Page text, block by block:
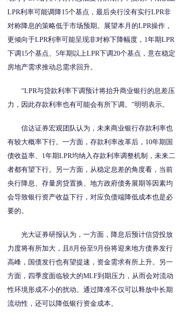
LPR利率可能调降15个基点，最后央行没有实行LPR非
对称降息的策略低于市场预期。展望本月的LPR操作，
更倾向于LPR利率可能呈现非对称下降幅度，1年期LPR
下调15个基点、5年期以上LPR下调20个基点，意在稳定
房地产需求推动总需求回升。
“LPR与贷款利率下调预计将抬升商业银行的息差压
力，因此存款利率也有可能会有所下调。”明明表示。
信达证券宏观团队认为，未来商业银行存款利率也
有较大概率下行。一方面，存款利率改革后，10年期国
债收益率、1年期LPR均纳入存款利率调整机制，未来二
者都有望下行。另一方面，从稳定息差的角度看，当前
央行降息、存量房贷置换、地方政府债务展期等因素均
会导致银行资产收益下行，对应负债端降低成本也是必
要的。
光大证券研报认为，一方面，降息后预计信贷投放
力度将有所加大，且8月份至9月份将迎来地方债券发行
高峰，国债发行也有望提速，资金需求有所上升。另一
方面，四季度面临较大的MLF到期压力，从而会对流动
性环境形成不小的扰动。通过降准不仅可以释放中长期
流动性，还可以降低银行资金成本。